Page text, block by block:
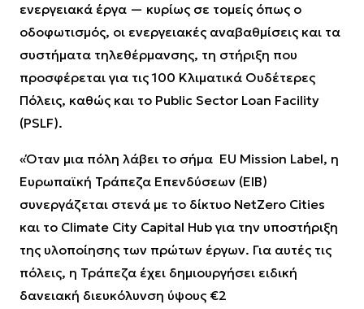
ενεργειακά έργα — κυρίως σε τομείς όπως ο
οδοφωτισμός, οι ενεργειακές αναβαθμίσεις και τα
συστήματα τηλεθέρμανσης, τη στήριξη που
προσφέρεται για τις 100 Κλιματικά Ουδέτερες
Πόλεις, καθώς και το Public Sector Loan Facility
(PSLF).
«Όταν μια πόλη λάβει το σήμα EU Mission Label, η
Ευρωπαϊκή Τράπεζα Επενδύσεων (EIB)
συνεργάζεται στενά με το δίκτυο NetZero Cities
και το Climate City Capital Hub για την υποστήριξη
της υλοποίησης των πρώτων έργων. Για αυτές τις
πόλεις, η Τράπεζα έχει δημιουργήσει ειδική
δανειακή διευκόλυνση ύψους €2